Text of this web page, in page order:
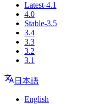
Latest-4.1
4.0
Stable-3.5
3.4
3.3
3.2
3.1
日本語
English